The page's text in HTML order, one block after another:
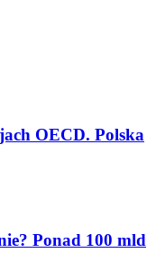
OECD. Polska
Ponad 100 mld